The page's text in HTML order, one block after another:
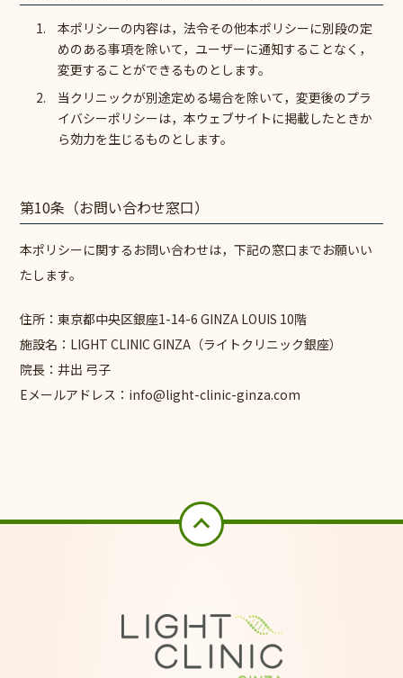
本ポリシーの内容は，法令その他本ポリシーに別段の定
めのある事項を除いて，ユーザーに通知することなく，
変更することができるものとします。
当クリニックが別途定める場合を除いて，変更後のプラ
イバシーポリシーは，本ウェブサイトに掲載したときか
ら効力を生じるものとします。
第10条（お問い合わせ窓口）
本ポリシーに関するお問い合わせは，下記の窓口までお願いい
たします。
住所：東京都中央区銀座1-14-6 GINZA LOUIS 10階
施設名：LIGHT CLINIC GINZA（ライトクリニック銀座）
院長：井出 弓子
Eメールアドレス：info@light-clinic-ginza.com